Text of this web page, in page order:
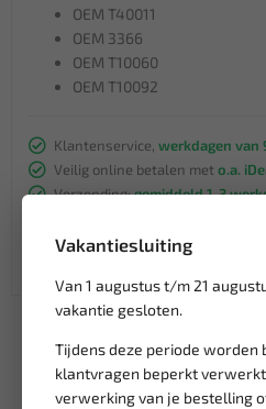
Vakantiesluiting
Van 1 augustus t/m 21
vakantie gesloten.
Tijdens deze periode worden
klantvragen beperkt
verwerking van je bestelling
OEM T40011
OEM 3366
OEM T10060
OEM T10092
Klantenservice, werkdagen van
Veilig online betalen met o.a.
Verzending:gemiddeld 1-3
Lage verzendkosten NL